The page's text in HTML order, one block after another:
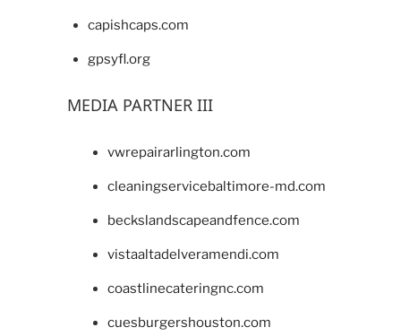
capishcaps.com
gpsyfl.org
MEDIA PARTNER III
vwrepairarlington.com
cleaningservicebaltimore-md.com
beckslandscapeandfence.com
vistaaltadelveramendi.com
coastlinecateringnc.com
cuesburgershouston.com